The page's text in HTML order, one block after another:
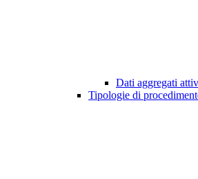
Dati aggregati
Tipologie di